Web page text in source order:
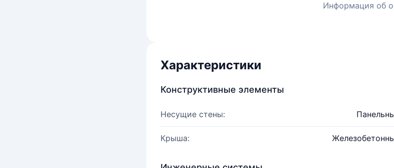
Информация об
Характеристики
Конструктивные элементы
Несущие стены:
Крыша: